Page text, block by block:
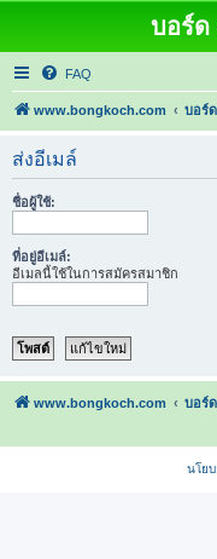
บอร์ด
FAQ
www.bongkoch.com บอร์
ส่งอีเมล์
ชื่อผู้ใช้:
ที่อยู่อีเมล์:
อีเมลนี้ใช้ในการสมัครสมาชิก
www.bongkoch.com บอร์
นโย